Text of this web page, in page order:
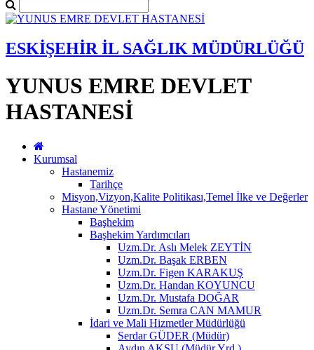
ESKİŞEHİR İL SAĞLIK MÜDÜRLÜĞÜ
YUNUS EMRE DEVLET
HASTANESİ
Kurumsal
Hastanemiz
Tarihçe
Misyon,Vizyon,Kalite Politikası,Temel İlke ve Değerler
Hastane Yönetimi
Başhekim
Başhekim Yardımcıları
Uzm.Dr. Aslı Melek ZEYTİN
Uzm.Dr. Başak ERBEN
Uzm.Dr. Figen KARAKUŞ
Uzm.Dr. Handan KOYUNCU
Uzm.Dr. Mustafa DOĞAR
Uzm.Dr. Semra CAN MAMUR
İdari ve Mali Hizmetler Müdürlüğü
Serdar GÜDER (Müdür)